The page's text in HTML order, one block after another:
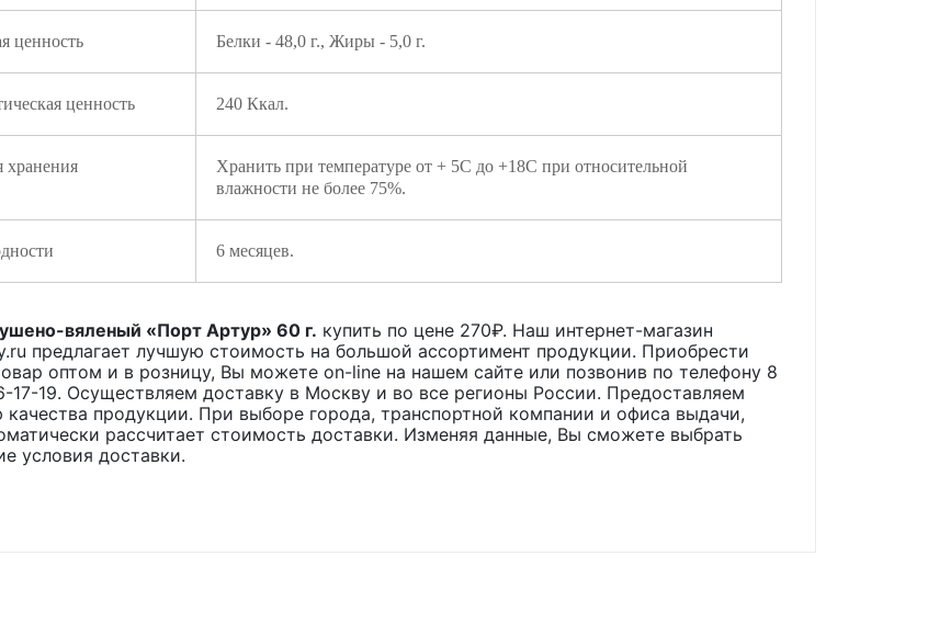
ценность Белки - 48,0 г., Жиры - 5,0 г.
ценность 240 Ккал.
хранения
Хранить при температуре от + 5С до +18С при относительной
влажности не более 75%.
6 месяцев.
вяленый «Порт Артур» 60 г. купить по цене 270₽. Наш интернет-магазин
предлагает лучшую стоимость на большой ассортимент продукции. Приобрести
оптом и в розницу, Вы можете on-line на нашем сайте или позвонив по телефону 8
17-19. Осуществляем доставку в Москву и во все регионы России. Предоставляем
качества продукции. При выборе города, транспортной компании и офиса выдачи,
рассчитает стоимость доставки. Изменяя данные, Вы сможете выбрать
условия доставки.